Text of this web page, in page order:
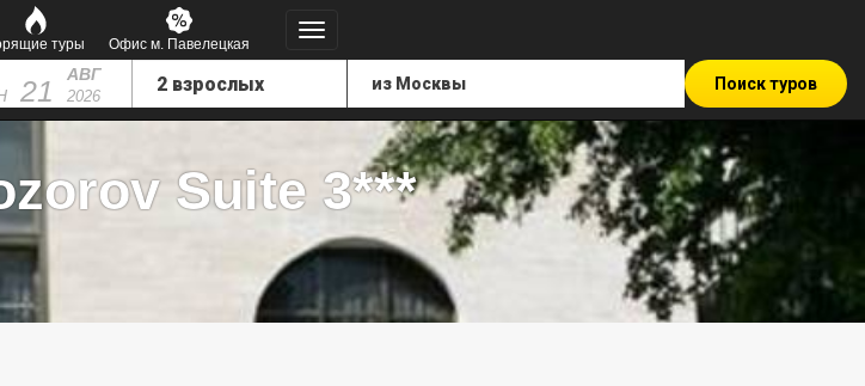
туры Офис м. Павелецкая
21 АВГ
2026
Поиск туров
Suite 3***